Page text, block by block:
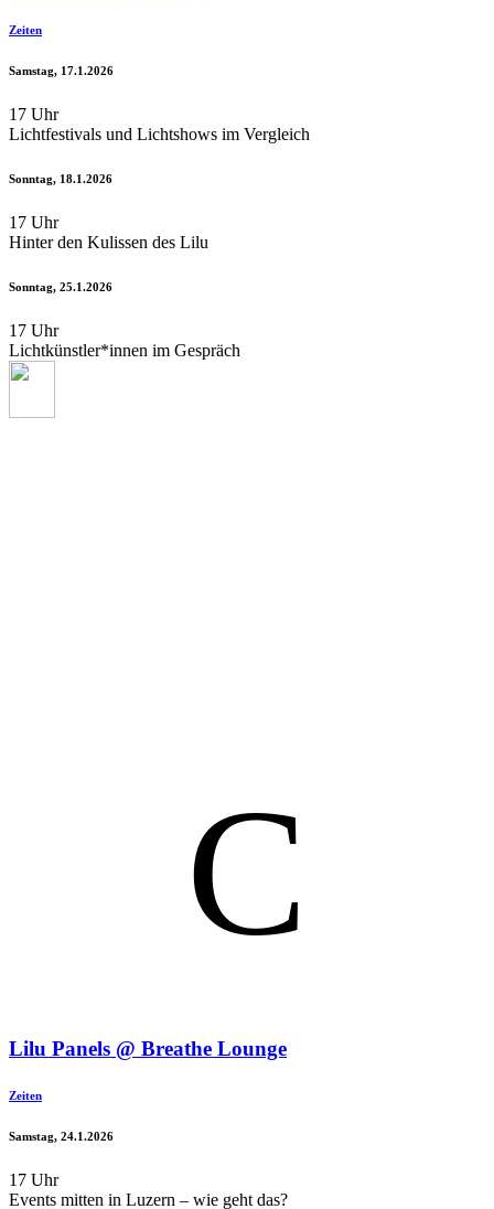
Zeiten
Samstag, 17.1.2026
17 Uhr
Lichtfestivals und Lichtshows im Vergleich
Sonntag, 18.1.2026
17 Uhr
Hinter den Kulissen des Lilu
Sonntag, 25.1.2026
17 Uhr
Lichtkünstler*innen im Gespräch
C
Lilu Panels @ Breathe Lounge
Zeiten
Samstag, 24.1.2026
17 Uhr
Events mitten in Luzern – wie geht das?